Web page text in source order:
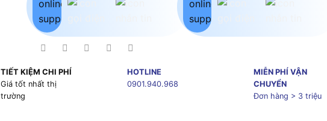
TIẾT KIỆM CHI PHÍ
Giá tốt nhất thị
trường
HOTLINE
0901.940.968
MIỄN PHÍ VẬN
CHUYỂN
Đơn hàng > 3 triệu